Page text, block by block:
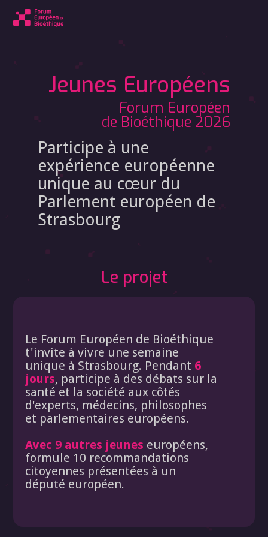
Jeunes Européens
Forum Européen
de Bioéthique 2026
Participe à une
expérience européenne
unique au cœur du
Parlement européen de
Strasbourg
Le projet
Le Forum Européen de Bioéthique
t'invite à vivre une semaine
unique à Strasbourg. Pendant 6
jours, participe à des débats sur la
santé et la société aux côtés
d'experts, médecins, philosophes
et parlementaires européens.
Avec 9 autres jeunes européens,
formule 10 recommandations
citoyennes présentées à un
député européen.